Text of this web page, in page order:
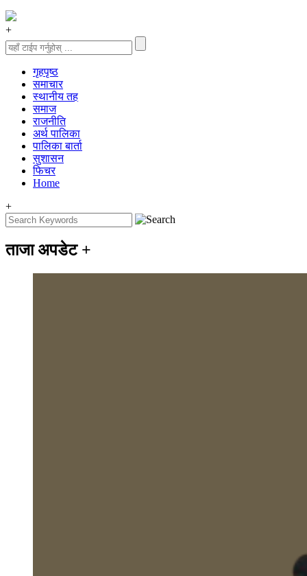
+
गृहपृष्‍ठ
समाचार
स्थानीय तह
समाज
राजनीति
अर्थ पालिका
पालिका बार्ता
सुशासन
फिचर
Home
+
ताजा अपडेट +